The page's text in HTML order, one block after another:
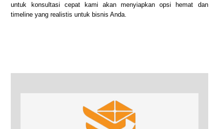
untuk konsultasi cepat kami akan menyiapkan opsi hemat dan
timeline yang realistis untuk bisnis Anda.